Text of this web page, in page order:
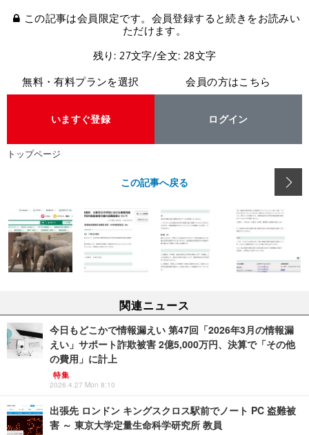
この記事は会員限定です。会員登録すると続きをお読みい
ただけます。
残り: 27文字/全文: 28文字
無料・有料プランを選択
いますぐ登録
会員の方はこちら
ログイン
トップページ
この記事へ戻る
関連ニュース
今日もどこかで情報漏えい 第47回「2026年3月の情報漏
えい」サポート詐欺被害 2億5,000万円、決算で「その他
の費用」に計上
特集
2026.4.27 Mon 8:10
出張先 ロンドン キングスクロス駅前でノート PC 盗難被
害 ～ 東京大学定量生命科学研究所 教員